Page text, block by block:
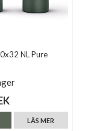
NL Pure
LÄS MER